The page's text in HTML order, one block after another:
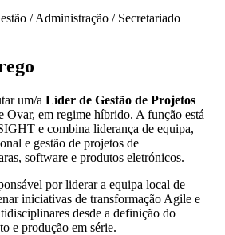
/ Administração / Secretariado
um/a Líder de Gestão de Projetos
Ovar, em regime híbrido. A função está
e combina liderança de equipa,
e gestão de projetos de
software e produtos eletrónicos.
por liderar a equipa local de
iniciativas de transformação Agile e
desde a definição do
e produção em série.